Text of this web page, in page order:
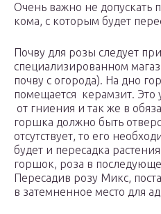
Очень важно не допускать
кома, с которым будет
Почву для розы следует
специализированном
почву с огорода). На дно
помещается керамзит. Это
от гниения и так же в
горшка должно быть
отсутствует, то его
будет и пересадка
горшок, роза в
Пересадив розу Микс,
в затемненное место для